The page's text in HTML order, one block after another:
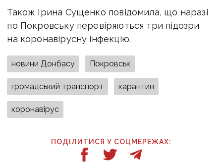
Також Ірина Сущенко повідомила, що наразі
по Покровську перевіряються три підозри
на коронавірусну інфекцію.
новини Донбасу Покровськ
громадський транспорт карантин
коронавірус
ПОДІЛИТИСЯ У СОЦМЕРЕЖАХ: